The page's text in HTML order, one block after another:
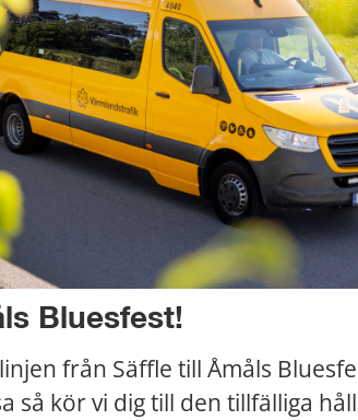
Bluesfest!
från Säffle till Åmåls
så kör vi dig till den tillfälliga